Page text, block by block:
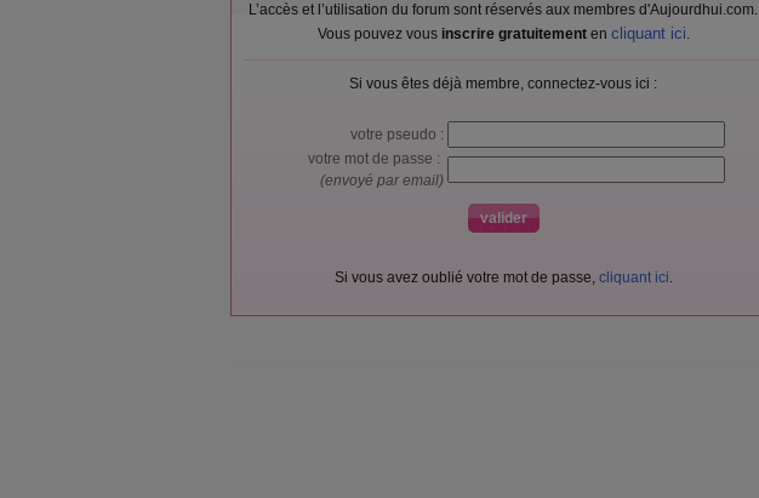
L’accès et l’utilisation du forum sont réservés aux membres d'Aujourdhui.com.
Vous pouvez vous inscrire gratuitementen cliquant ici.
Si vous êtes déjà membre, connectez-vous ici :
votre pseudo :
votre mot de passe :
(envoyé par email)
Si vous avez oublié votre mot de passe, cliquant ici.